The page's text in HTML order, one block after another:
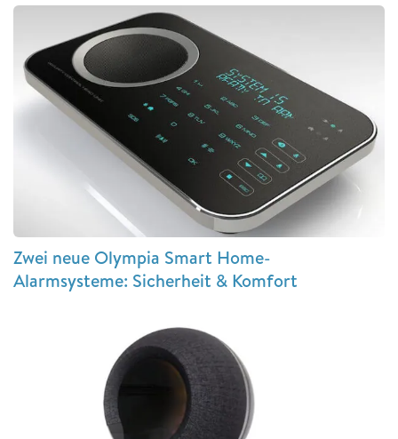
Zwei neue Olympia Smart Home-
Alarmsysteme: Sicherheit & Komfort